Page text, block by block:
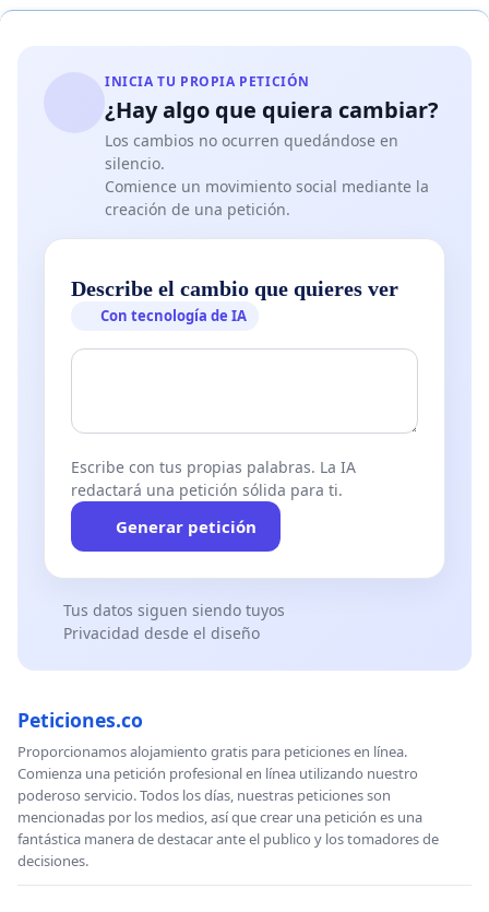
INICIA TU PROPIA PETICIÓN
¿Hay algo que quiera cambiar?
Los cambios no ocurren quedándose en
silencio.
Comience un movimiento social mediante la
creación de una petición.
Describe el cambio que quieres ver
Con tecnología de IA
Escribe con tus propias palabras. La IA
redactará una petición sólida para ti.
Generar petición
Tus datos siguen siendo tuyos
Privacidad desde el diseño
Peticiones.co
Proporcionamos alojamiento gratis para peticiones en línea.
Comienza una petición profesional en línea utilizando nuestro
poderoso servicio. Todos los días, nuestras peticiones son
mencionadas por los medios, así que crear una petición es una
fantástica manera de destacar ante el publico y los tomadores de
decisiones.